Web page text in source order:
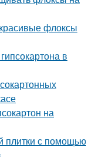
флоксы
в
на
плитки с помощью